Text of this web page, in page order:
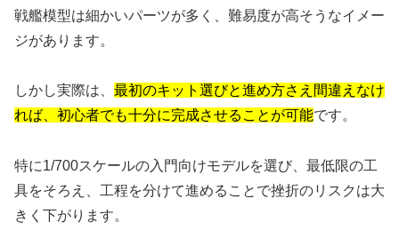
戦艦模型は細かいパーツが多く、難易度が高そうなイメー
ジがあります。
しかし実際は、 最初のキット選びと進め方さえ間違えなけ
れば、初心者でも十分に完成させることが可能です。
特に1/700スケールの入門向けモデルを選び、最低限の工
具をそろえ、工程を分けて進めることで挫折のリスクは大
きく下がります。